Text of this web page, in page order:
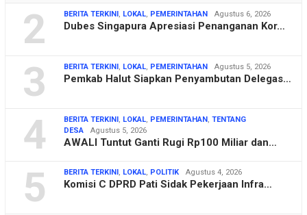
2 BERITA TERKINI , LOKAL, PEMERINTAHAN Agustus 6, 2026
Dubes Singapura Apresiasi Penanganan Kor…
3 BERITA TERKINI , LOKAL, PEMERINTAHAN Agustus 5, 2026
Pemkab Halut Siapkan Penyambutan Delegas…
4 BERITA TERKINI , LOKAL, PEMERINTAHAN , TENTANG
DESA
Agustus 5, 2026
AWALI Tuntut Ganti Rugi Rp100 Miliar dan…
5 BERITA TERKINI , LOKAL, POLITIK Agustus 4, 2026
Komisi C DPRD Pati Sidak Pekerjaan Infra…